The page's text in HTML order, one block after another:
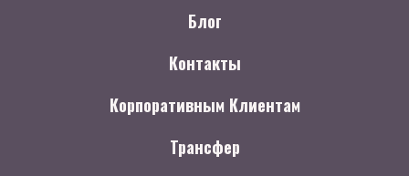
Блог
Контакты
Корпоративным Клиентам
Трансфер